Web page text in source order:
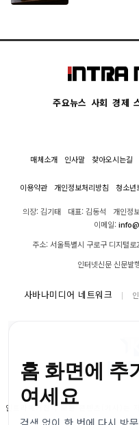
주요뉴스 사회 경제
매체소개 인사말 찾아오시는길
이용약관 개인정보처리방침 청소년
의장: 김기태 대표: 김동석 개인정
이메일:
주소: 서울특별시 구로구 디지털
인터넷신문 신문발
사바나미디어 네트워크
인트라매거진의 모든 콘텐츠(기사)는
등
홈 화면에 추
여세요